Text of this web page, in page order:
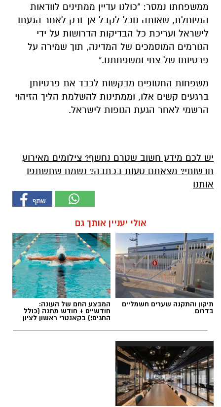
ממשפחתו נמסר: "כולנו עדיין ממתינים לוודאות
המיוחלת, שאותה נוכל לקבל אך ורק לאחר הגעתו
לישראל ועריכת כל הבדיקות הדרושות על ידי
הגורמים המוסמכים של המדינה, תוך שמירה על
פרטיותו של צחי ומשפחתנו."
משפחות החטופים מבקשות לכבד את פרטיותן
ברגעים קשים אלו, וממתינות להשלמת הליך הזיהוי
הרשמי לאחר הגעת הגופות לישראל.
יש לכם מידע חשוב שטרם נחשף? צילומים מאירוע
חדשותי? מצאתם טעות בכתבה? נשמח שתשתפו
אותנו
אולי יעניין אותך גם
תיקון והתקנה שערים חשמליים
בדרום
המבצע החם של העונה:
חודשיים + חודש מתנה (כולל
החגים!) בקאנטרי ראשון לציון